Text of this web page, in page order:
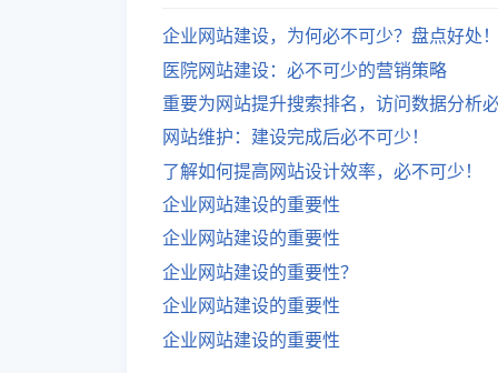
企业网站建设，为何必不可少？盘点好处
医院网站建设：必不可少的营销策略
重要为网站提升搜索排名，访问数据分析
网站维护：建设完成后必不可少！
了解如何提高网站设计效率，必不可少！
企业网站建设的重要性
企业网站建设的重要性
企业网站建设的重要性？
企业网站建设的重要性
企业网站建设的重要性